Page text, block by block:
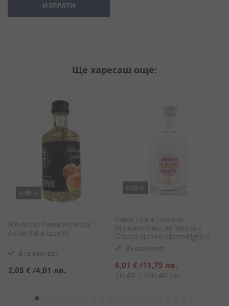
ИЗПРАТИ
Ще харесаш още:
0.05 л.
Ябълкова Ракия Исперих /
Apple Rakia Isperih
В наличност
2,05 € /4,01 лв.
0.05 л.
Ракия Грапа Нонино
Моновитиньо ил Мерло /
Grappa Nonino Monovitigno Il
MerlotВ наличност
Специална
цена
6,01 € /11,75 лв.
10,43 €/20,40 лв.